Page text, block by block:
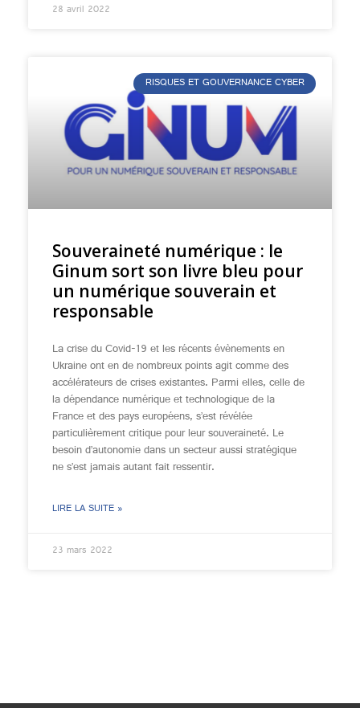
28 avril 2022
RISQUES ET GOUVERNANCE CYBER
Souveraineté numérique : le
Ginum sort son livre bleu pour
un numérique souverain et
responsable
La crise du Covid-19 et les récents évènements en
Ukraine ont en de nombreux points agit comme des
accélérateurs de crises existantes. Parmi elles, celle de
la dépendance numérique et technologique de la
France et des pays européens, s’est révélée
particulièrement critique pour leur souveraineté. Le
besoin d’autonomie dans un secteur aussi stratégique
ne s’est jamais autant fait ressentir.
LIRE LA SUITE »
23 mars 2022